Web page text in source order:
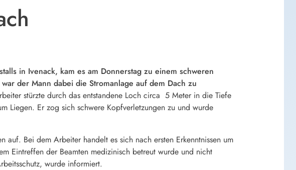
in Ivenack, kam es am Donnerstag zu einem schweren
der Mann dabei die Stromanlage auf dem Dach zu
stürzte durch das entstandene Loch circa 5 Meter in die Tiefe
Liegen. Er zog sich schwere Kopfverletzungen zu und wurde
auf. Bei dem Arbeiter handelt es sich nach ersten Erkenntnissen um
Eintreffen der Beamten medizinisch betreut wurde und nicht
wurde informiert.